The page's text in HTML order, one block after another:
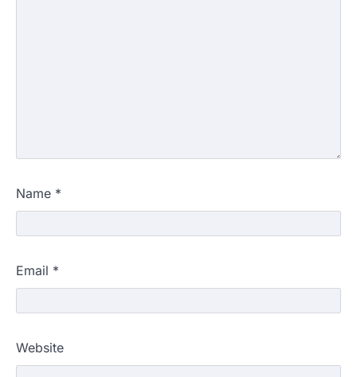
Name *
Email *
Website